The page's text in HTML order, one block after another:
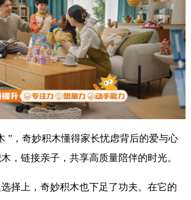
”，奇妙积木懂得家长忧虑背后的爱与心
，链接亲子，共享高质量陪伴的时光。
择上，奇妙积木也下足了功夫。在它的